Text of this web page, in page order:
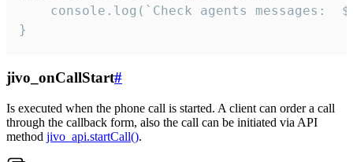
}
jivo_onCallStart#
Is executed when the phone call is started. A client can order a call
through the callback form, also the call can be initiated via API
method jivo_api.startCall().